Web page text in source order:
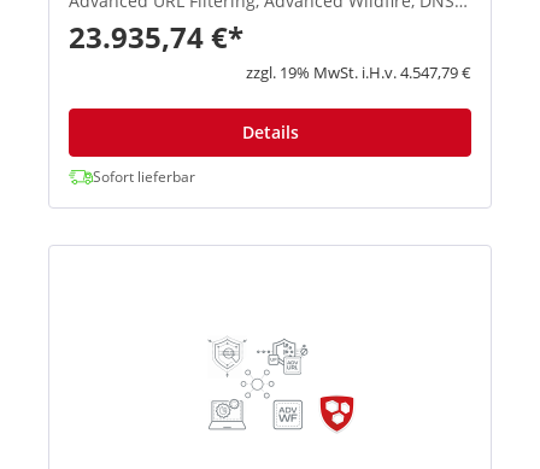
Security und SD-WAN. Advanced Threat
Prevention: Stoppen Sie bekannte Exploits,
Malware, Spyware und Command-and-Con...
23.935,74 €*
zzgl. 19% MwSt. i.H.v. 4.547,79 €
Details
Sofort lieferbar